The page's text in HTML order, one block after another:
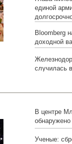
единой
Bloomberg
доходной
случилась
В центре
умерших
Ученые: